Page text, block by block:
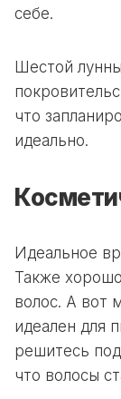
себе.
Шестой
что
идеально.
Идеальное
Также
волос. А вот
идеален для
решитесь
что волосы